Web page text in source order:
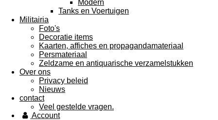
Modern
Tanks en Voertuigen
Militairia
Foto's
Decoratie items
Kaarten, affiches en propagandamateriaal
Persmateriaal
Zeldzame en antiquarische verzamelstukken
Over ons
Privacy beleid
Nieuws
contact
Veel gestelde vragen.
Account